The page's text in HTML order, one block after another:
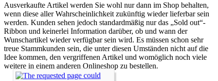
Ausverkaufte Artikel werden Sie wohl nur dann im Shop behalten,
wenn diese aller Wahrscheinlichkeit zukünftig wieder lieferbar sein
werden. Kunden sehen jedoch standardmäßig nur das „Sold out“-
Ribbon und keinerlei Information darüber, ob und wann der
Wunschartikel wieder verfügbar sein wird. Es müssen schon sehr
treue Stammkunden sein, die unter diesen Umständen nicht auf die
Idee kommen, den vergriffenen Artikel und womöglich noch viele
weitere in einem anderen Onlineshop zu bestellen.